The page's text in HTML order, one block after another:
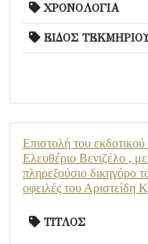
ΧΡΟΝΟΛΟΓΙΑ
ΕΙΔΟΣ
Επιστολή του
Ελευθέριο Βενιζέλο ,
πληρεξούσιο δικηγόρο
οφειλές του Αριστείδη
ΤΙΤΛΟΣ